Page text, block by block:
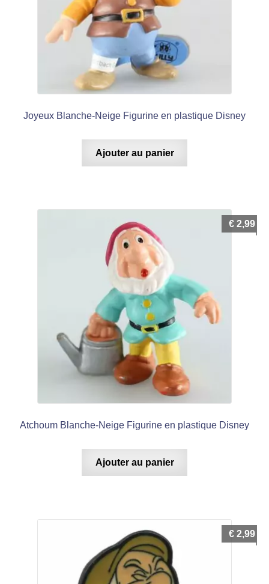
Joyeux Blanche-Neige Figurine en plastique Disney
Ajouter au panier
Atchoum Blanche-Neige Figurine en plastique Disney
€ 2,99
Ajouter au panier
€ 2,99